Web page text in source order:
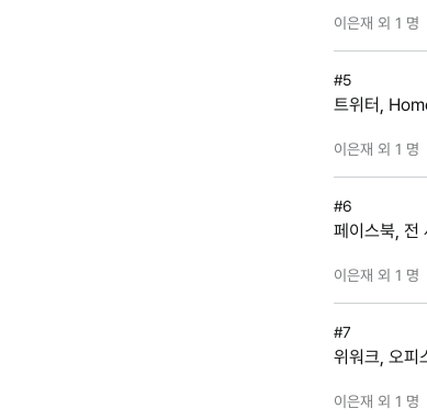
이은재 외 1 명
#5
트위터,
이은재 외 1 명
#6
페이스북, 전
이은재 외 1 명
#7
위워크, 오피
이은재 외 1 명